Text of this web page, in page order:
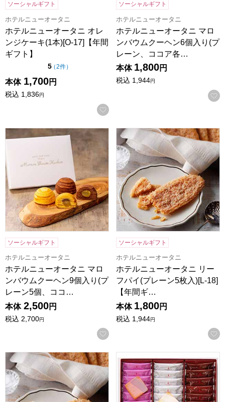
ソーシャルギフト
ホテルニューオータニ
ホテルニューオータニ オレ
ンジケーキ(1本)[O-17]【年間
ギフト】
5点（5点満点中）
（2件の評価
）
本体 1,700円
税込 1,836円
お気に入りに登録する
ソーシャルギフト
ホテルニューオータニ
ホテルニューオータニ マロ
ンバウムクーヘン6個入り(プ
レーン、ココア各…
本体 1,800円
税込 1,944円
ホテルニューオータニ マロンバウムクーヘン9個入り(プレ
ソーシャルギフト
ホテルニューオータニ
ホテルニューオータニ マロ
ンバウムクーヘン9個入り(プ
レーン5個、ココ…
本体 2,500円
税込 2,700円
お気に入りに登録する
ホテルニューオータニ リー
ソーシャルギフト
ホテルニューオータニ
ホテルニューオータニ リー
フパイ(プレーン5枚入)[L-18]
【年間ギ…
本体 1,800円
税込 1,944円
ホテルニューオータニ リーフパイ(プレーン7枚入)[L-24]【年
神戸スイーツポート ラング